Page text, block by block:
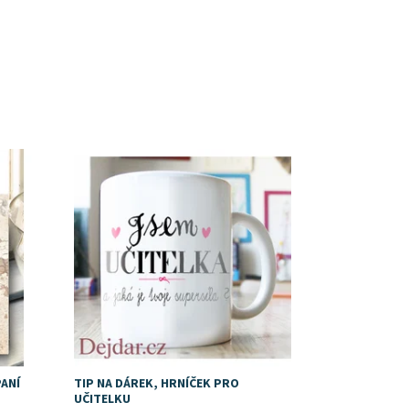
Dostupnost: Skladem
TIP NA DÁREK, HRNÍČEK PRO
UČITELKU